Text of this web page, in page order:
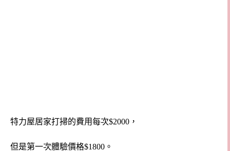
特力屋居家打掃的費用每次$2000，
但是第一次體驗價格$1800。